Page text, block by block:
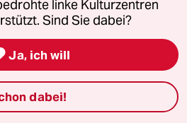
Impressum AGB
widerrufen (Ads)
linke Kulturzentren
Sind Sie dabei?
Ja, ich will
dabei!